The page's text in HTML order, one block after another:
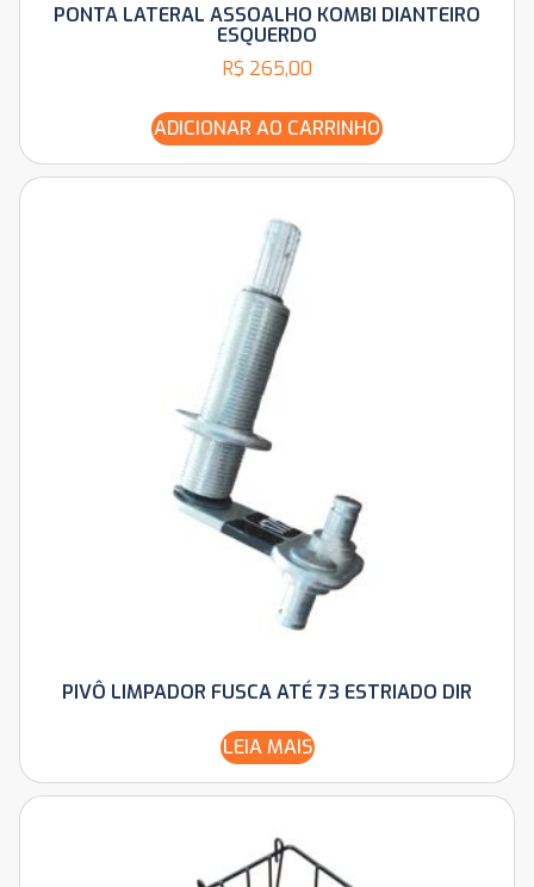
PONTA LATERAL ASSOALHO KOMBI DIANTEIRO
ESQUERDO
R$ 265,00
ADICIONAR AO CARRINHO
PIVÔ LIMPADOR FUSCA ATÉ 73 ESTRIADO DIR
LEIA MAIS